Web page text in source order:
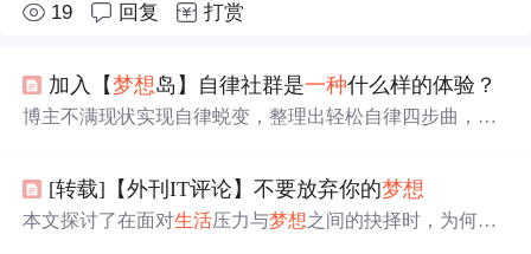
19 回复 打赏
加入【梦想岛】自律社群是一种什么样的体验？
博主不满现状实现自律蜕变，整理出轻松自律四步曲，创
现、时间管理、心态等方面有显著提升。
[转载]【外刊IT评论】不要放弃你的梦想
本文探讨了在面对生活压力与梦想之间的抉择时，为何人